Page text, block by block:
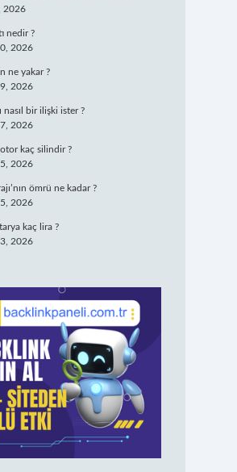
2026
nedir ?
2026
ne yakar ?
2026
nasıl bir ilişki ister ?
2026
kaç silindir ?
2026
ömrü ne kadar ?
2026
kaç lira ?
2026